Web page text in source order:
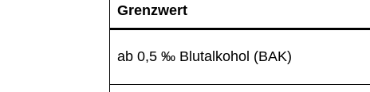
Grenzwert
ab 0,5 ‰ Blutalkohol (BAK)